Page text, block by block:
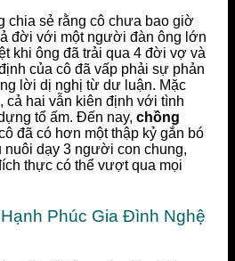
chia sẻ rằng cô chưa bao giờ
đời với một người đàn ông lớn
khi ông đã trải qua 4 đời vợ và
của cô đã vấp phải sự phản
lời dị nghị từ dư luận. Mặc
cả hai vẫn kiên định với tình
tổ ấm. Đến nay, chồng
đã có hơn một thập kỷ gắn bó
nuôi dạy 3 người con chung,
thực có thể vượt qua mọi
Phúc Gia Đình Nghệ